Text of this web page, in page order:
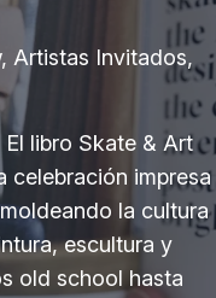
, Artistas Invitados,
libro Skate & Art
celebración impresa
la cultura
escultura y
old school hasta